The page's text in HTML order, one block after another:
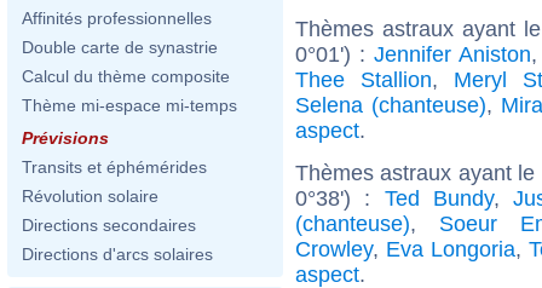
Affinités professionnelles
Double carte de synastrie
Calcul du thème composite
Thème mi-espace mi-temps
Prévisions
Transits et éphémérides
Révolution solaire
Directions secondaires
Directions d'arcs solaires
Thèmes astraux ayant
0°01') :Jennifer Aniston
Thee Stallion, Meryl
Selena (chanteuse),
aspect.
Thèmes astraux ayant
0°38') : Ted Bundy,
(chanteuse), Soeur
Crowley, Eva Longoria,
aspect.